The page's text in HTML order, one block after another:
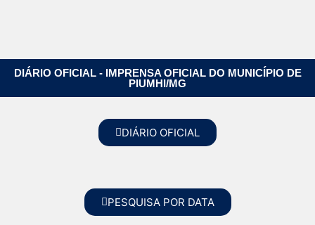
DIÁRIO OFICIAL - IMPRENSA OFICIAL DO MUNICÍPIO DE
PIUMHI/MG
DIÁRIO OFICIAL
PESQUISA POR DATA